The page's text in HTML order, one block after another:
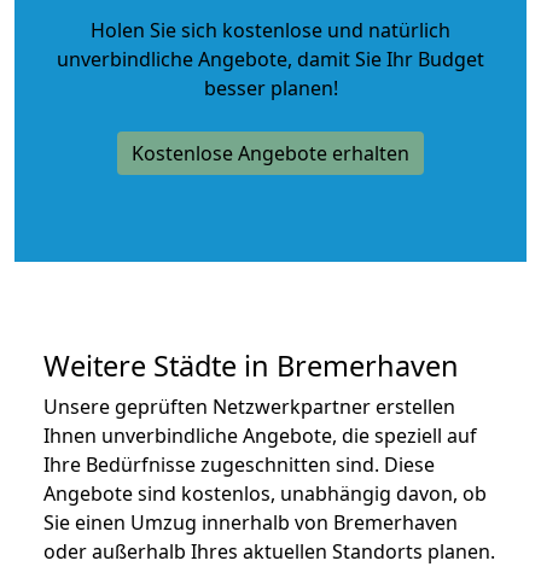
Holen Sie sich kostenlose und natürlich
unverbindliche Angebote, damit Sie Ihr Budget
besser planen!
Kostenlose Angebote erhalten
Weitere Städte in Bremerhaven
Unsere geprüften Netzwerkpartner erstellen
Ihnen unverbindliche Angebote, die speziell auf
Ihre Bedürfnisse zugeschnitten sind. Diese
Angebote sind kostenlos, unabhängig davon, ob
Sie einen Umzug innerhalb von Bremerhaven
oder außerhalb Ihres aktuellen Standorts planen.